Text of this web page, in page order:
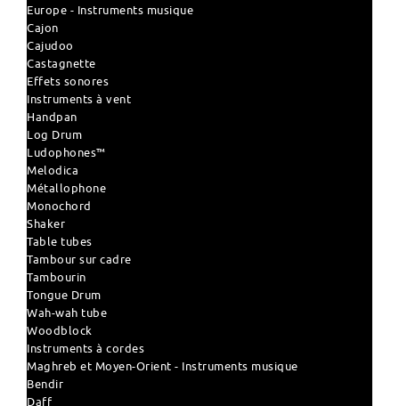
Europe - Instruments musique
Cajon
Cajudoo
Castagnette
Effets sonores
Instruments à vent
Handpan
Log Drum
Ludophones™
Melodica
Métallophone
Monochord
Shaker
Table tubes
Tambour sur cadre
Tambourin
Tongue Drum
Wah-wah tube
Woodblock
Instruments à cordes
Maghreb et Moyen-Orient - Instruments musique
Bendir
Daff